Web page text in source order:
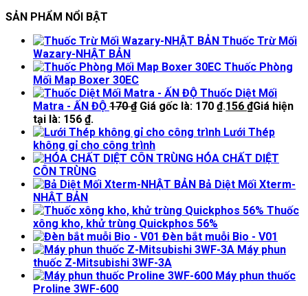
SẢN PHẨM NỔI BẬT
Thuốc Trừ Mối
Wazary-NHẬT BẢN
Thuốc Phòng
Mối Map Boxer 30EC
Thuốc Diệt Mối
Matra - ẤN ĐỘ 170₫ Giá gốc là: 170 ₫.156 ₫Giá hiện
tại là: 156 ₫.
Lưới Thép
không gỉ cho công trình
HÓA CHẤT DIỆT
CÔN TRÙNG
Bả Diệt Mối Xterm-
NHẬT BẢN
Thuốc
xông kho, khử trùng Quickphos 56%
Đèn bắt muỗi Bio - V01
Máy phun
thuốc Z-Mitsubishi 3WF-3A
Máy phun thuốc
Proline 3WF-600